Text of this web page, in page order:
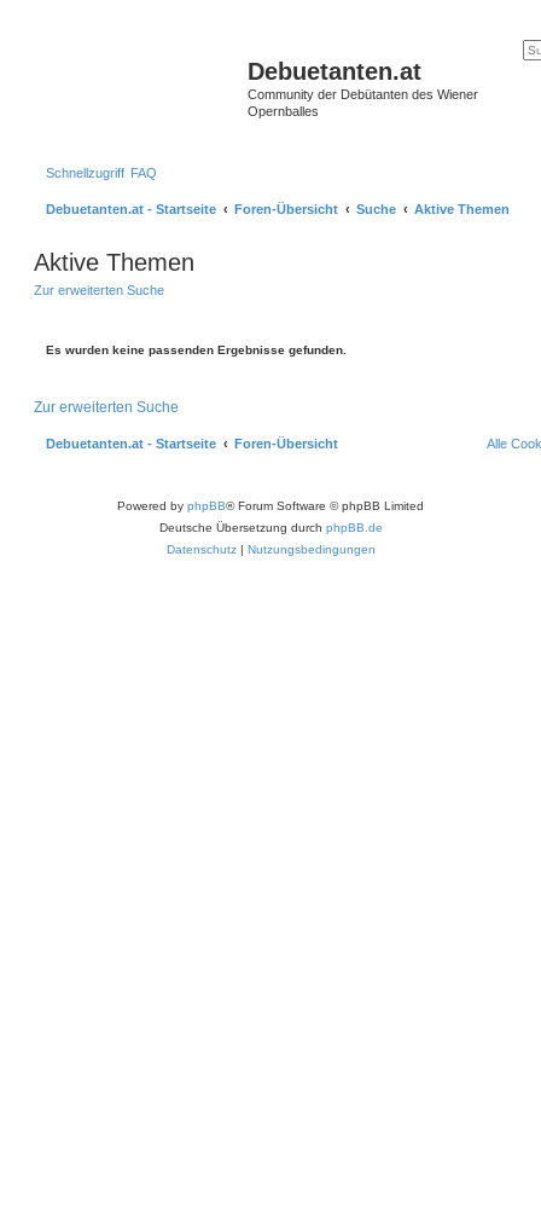
Debuetanten.at
Community der Debütanten des Wiener
Opernballes
Schnellzugriff FAQ
Debuetanten.at - Startseite Foren-Übersicht Suche Aktive Themen
Aktive Themen
Zur erweiterten Suche
Es wurden keine passenden Ergebnisse gefunden.
Zur erweiterten Suche
Debuetanten.at - Startseite Foren-Übersicht Alle
Powered by phpBB® Forum Software © phpBB Limited
Deutsche Übersetzung durch phpBB.de
Datenschutz| Nutzungsbedingungen